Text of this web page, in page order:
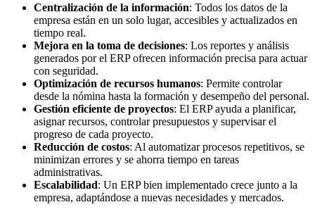
Centralización de la información: Todos los datos de la
empresa están en un solo lugar, accesibles y actualizados en
tiempo real.
Mejora en la toma de decisiones: Los reportes y análisis
generados por el ERP ofrecen información precisa para actuar
con seguridad.
Optimización de recursos humanos: Permite controlar
desde la nómina hasta la formación y desempeño del personal.
Gestión eficiente de proyectos: El ERP ayuda a planificar,
asignar recursos, controlar presupuestos y supervisar el
progreso de cada proyecto.
Reducción de costos: Al automatizar procesos repetitivos, se
minimizan errores y se ahorra tiempo en tareas
administrativas.
Escalabilidad: Un ERP bien implementado crece junto a la
empresa, adaptándose a nuevas necesidades y mercados.